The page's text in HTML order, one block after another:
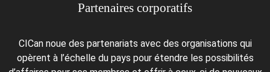
Partenaires corporatifs
CICan noue des partenariats avec des organisations qui
opèrent à l’échelle du pays pour étendre les possibilités